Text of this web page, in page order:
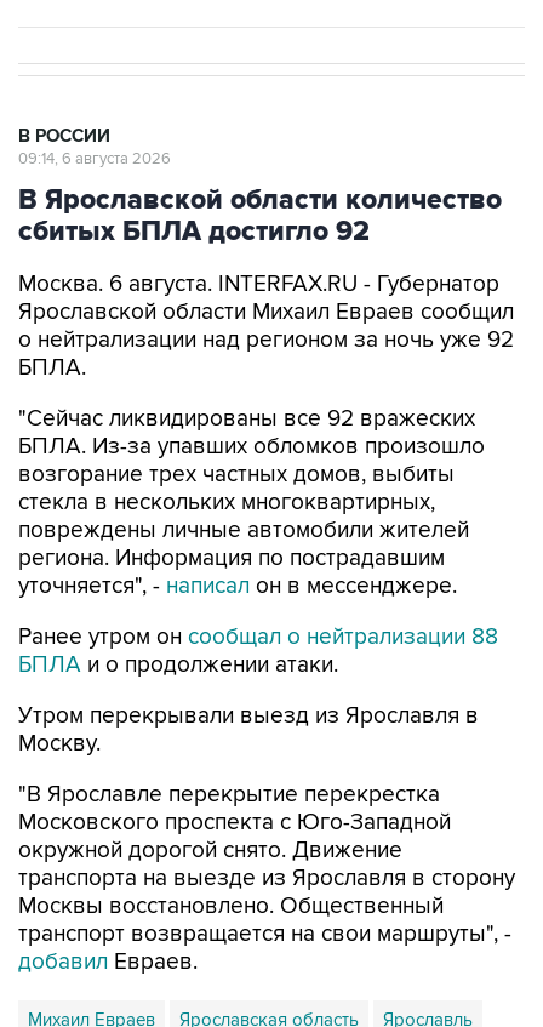
В РОССИИ
09:14, 6 августа 2026
В Ярославской области количество
сбитых БПЛА достигло 92
Москва. 6 августа. INTERFAX.RU - Губернатор
Ярославской области Михаил Евраев сообщил
о нейтрализации над регионом за ночь уже 92
БПЛА.
"Сейчас ликвидированы все 92 вражеских
БПЛА. Из-за упавших обломков произошло
возгорание трех частных домов, выбиты
стекла в нескольких многоквартирных,
повреждены личные автомобили жителей
региона. Информация по пострадавшим
уточняется", - написал он в мессенджере.
Ранее утром он сообщал о нейтрализации 88
БПЛА и о продолжении атаки.
Утром перекрывали выезд из Ярославля в
Москву.
"В Ярославле перекрытие перекрестка
Московского проспекта с Юго-Западной
окружной дорогой снято. Движение
транспорта на выезде из Ярославля в сторону
Москвы восстановлено. Общественный
транспорт возвращается на свои маршруты", -
добавил Евраев.
Михаил Евраев Ярославская область Ярославль